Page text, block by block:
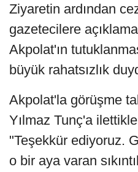
Ziyaretin ardından
gazetecilere
Akpolat'ın
büyük rahatsızlık
Akpolat'la görüşme
Yılmaz Tunç'a
"Teşekkür ediyoruz.
o bir aya varan